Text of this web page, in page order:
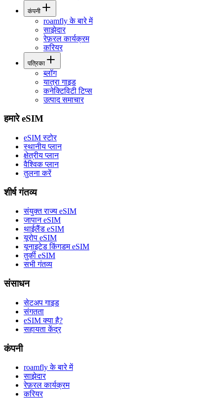
कंपनी
roamfly के बारे में
साझेदार
रेफ़रल कार्यक्रम
करियर
पत्रिका
ब्लॉग
यात्रा गाइड
कनेक्टिविटी टिप्स
उत्पाद समाचार
हमारे eSIM
eSIM स्टोर
स्थानीय प्लान
क्षेत्रीय प्लान
वैश्विक प्लान
तुलना करें
शीर्ष गंतव्य
संयुक्त राज्य eSIM
जापान eSIM
थाईलैंड eSIM
यूरोप eSIM
यूनाइटेड किंगडम eSIM
तुर्की eSIM
सभी गंतव्य
संसाधन
सेटअप गाइड
संगतता
eSIM क्या है?
सहायता केंद्र
कंपनी
roamfly के बारे में
साझेदार
रेफ़रल कार्यक्रम
करियर